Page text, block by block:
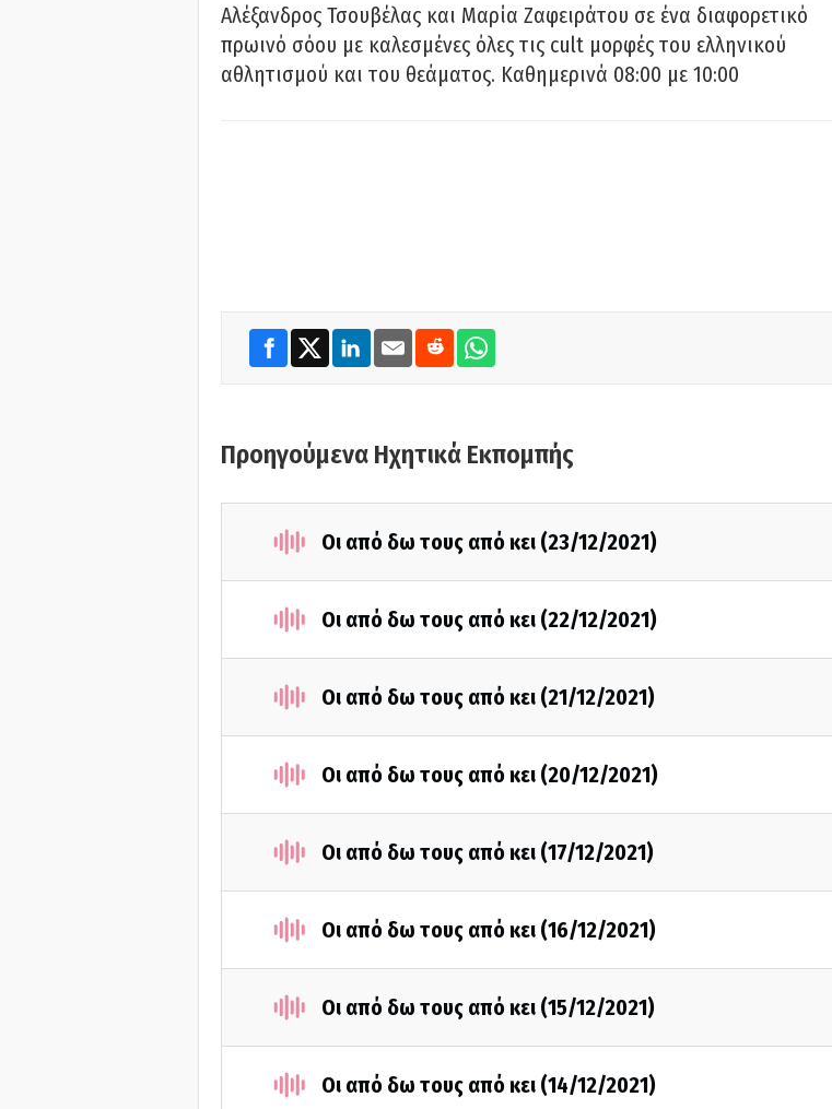
Αλέξανδρος Τσουβέλας και Μαρία Ζαφειράτου σε ένα διαφορετικό
πρωινό σόου με καλεσμένες όλες τις cult μορφές του ελληνικού
αθλητισμού και του θεάματος. Καθημερινά 08:00 με 10:00
Προηγούμενα Ηχητικά Εκπομπής
Οι από δω τους από κει (23/12/2021)
Οι από δω τους από κει (22/12/2021)
Οι από δω τους από κει (21/12/2021)
Οι από δω τους από κει (20/12/2021)
Οι από δω τους από κει (17/12/2021)
Οι από δω τους από κει (16/12/2021)
Οι από δω τους από κει (15/12/2021)
Οι από δω τους από κει (14/12/2021)